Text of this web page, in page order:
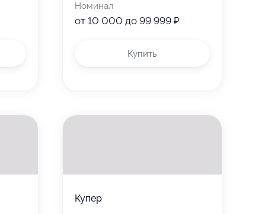
Номинал
от 10 000 до 99 999 ₽
Купить
Купер